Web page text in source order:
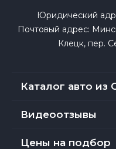
Юридический
Почтовый адрес:
Клецк, пер.
Каталог авто
Видеоотзывы
Цены на подбор